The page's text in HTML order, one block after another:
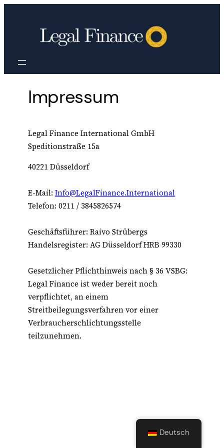
Impressum
Legal Finance International GmbH
Speditionstraße 15a
40221 Düsseldorf
E-Mail: Info@LegalFinance.International
Telefon: 0211 / 3845826574
Geschäftsführer: Raivo Strübergs
Handelsregister: AG Düsseldorf HRB 99330
Gesetzlicher Pflichthinweis nach § 36 VSBG:
Legal Finance ist weder bereit noch
verpflichtet, an einem
Streitbeilegungsverfahren vor einer
Verbraucherschlichtungsstelle
teilzunehmen.
Deutsch